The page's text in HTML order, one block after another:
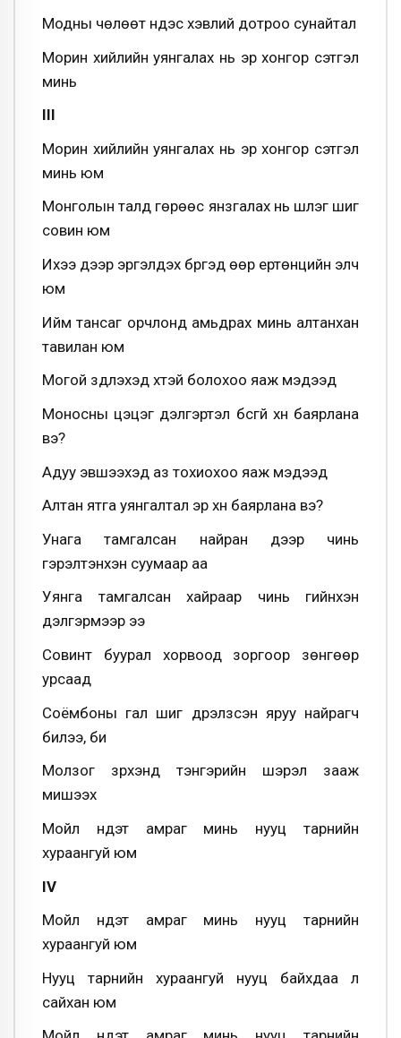
Модны чөлөөт үндэс хэвлий дотроо сунайтал
Морин хийлийн уянгалах нь эр хонгор сэтгэл
минь
III
Морин хийлийн уянгалах нь эр хонгор сэтгэл
минь юм
Монголын талд гөрөөс янзгалах нь шүлэг шиг
совин юм
Ихээ дээр эргэлдэх бүргэд өөр ертөнцийн элч
юм
Ийм тансаг орчлонд амьдрах минь алтанхан
тавилан юм
Могой зүүдлэхэд хүүтэй болохоо яаж мэдээд
Моносны цэцэг дэлгэртэл бүсгүй хүн баярлана
вэ?
Адуу эвшээхэд аз тохиохоо яаж мэдээд
Алтан ятга уянгалтал эр хүн баярлана вэ?
Унага тамгалсан найран дээр чинь
гэрэлтэнхэн суумаар аа
Уянга тамгалсан хайраар чинь гийнхэн
дэлгэрмээр ээ
Совинт буурал хорвоод зоргоор зөнгөөр
урсаад
Соёмбоны гал шиг дүрэлзсэн яруу найрагч
билээ, би
Молзог зүрхэнд тэнгэрийн шэрэл зааж
мишээх
Мойл нүдэт амраг минь нууц тарнийн
хураангуй юм
IV
Мойл нүдэт амраг минь нууц тарнийн
хураангуй юм
Нууц тарнийн хураангуй нууц байхдаа л
сайхан юм